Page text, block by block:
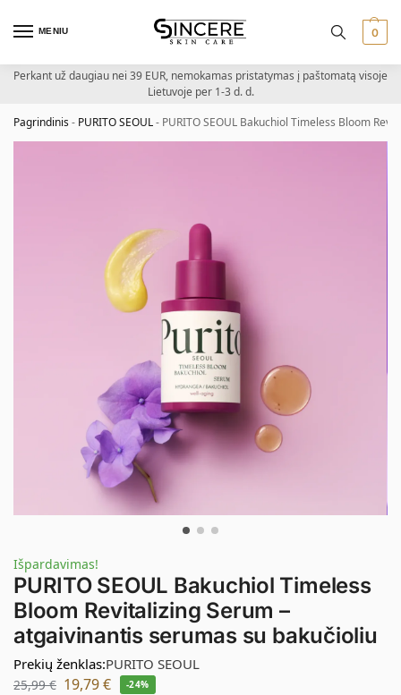
MENIU 0
Perkant už daugiau nei 39 EUR, nemokamas pristatymas į paštomatą visoje
Lietuvoje per 1-3 d. d.
Pagrindinis- PURITO SEOUL- PURITO SEOUL Bakuchiol Timeless Bloom
Išpardavimas!
PURITO SEOUL Bakuchiol Timeless
Bloom Revitalizing Serum –
atgaivinantis serumas su bakučioliu
Prekių ženklas:PURITO SEOUL
25,99€ 19,79€ -24%